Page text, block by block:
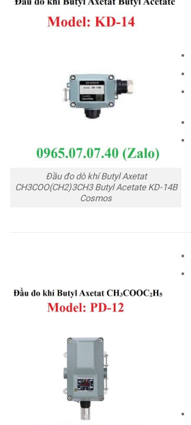
Đầu đo dò khí Butyl Axetat
CH3COO(CH2)3CH3 Butyl Acetate KD-14B
Cosmos